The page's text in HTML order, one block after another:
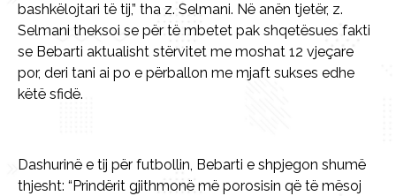
bashkëlojtari të tij,” tha z. Selmani. Në anën tjetër, z.
Selmani theksoi se për të mbetet pak shqetësues fakti
se Bebarti aktualisht stërvitet me moshat 12 vjeçare
por, deri tani ai po e përballon me mjaft sukses edhe
këtë sfidë.
Dashurinë e tij për futbollin, Bebarti e shpjegon shumë
thjesht: “Prindërit gjithmonë më porosisin që të mësoj